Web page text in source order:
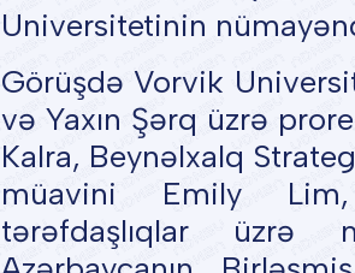
Universitetinin
Görüşdə Vorvik
və Yaxın Şərq üzrə
Kalra, Beynəlxalq
müavini Emily
tərəfdaşlıqlar üzrə